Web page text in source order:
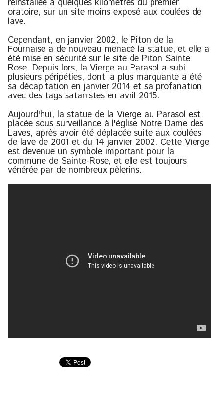
réinstallée à quelques kilomètres du premier
oratoire, sur un site moins exposé aux coulées de
lave.
Cependant, en janvier 2002, le Piton de la
Fournaise a de nouveau menacé la statue, et elle a
été mise en sécurité sur le site de Piton Sainte
Rose. Depuis lors, la Vierge au Parasol a subi
plusieurs péripéties, dont la plus marquante a été
sa décapitation en janvier 2014 et sa profanation
avec des tags satanistes en avril 2015.
Aujourd'hui, la statue de la Vierge au Parasol est
placée sous surveillance à l'église Notre Dame des
Laves, après avoir été déplacée suite aux coulées
de lave de 2001 et du 14 janvier 2002. Cette Vierge
est devenue un symbole important pour la
commune de Sainte-Rose, et elle est toujours
vénérée par de nombreux pèlerins.